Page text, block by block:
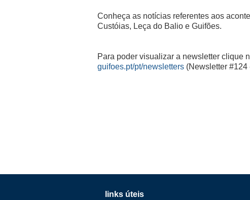
Conheça as notícias referentes aos
Custóias, Leça do Balio e Guifões.
Para poder visualizar a newsletter clique
guifoes.pt/pt/newsletters (Newsletter #124
links úteis